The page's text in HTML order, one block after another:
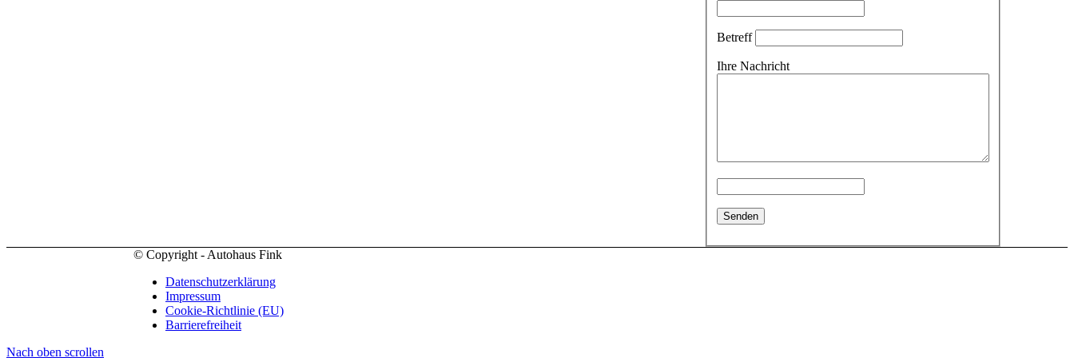
Betreff
Ihre Nachricht
© Copyright - Autohaus Fink
Datenschutzerklärung
Impressum
Cookie-Richtlinie (EU)
Barrierefreiheit
Nach oben scrollen